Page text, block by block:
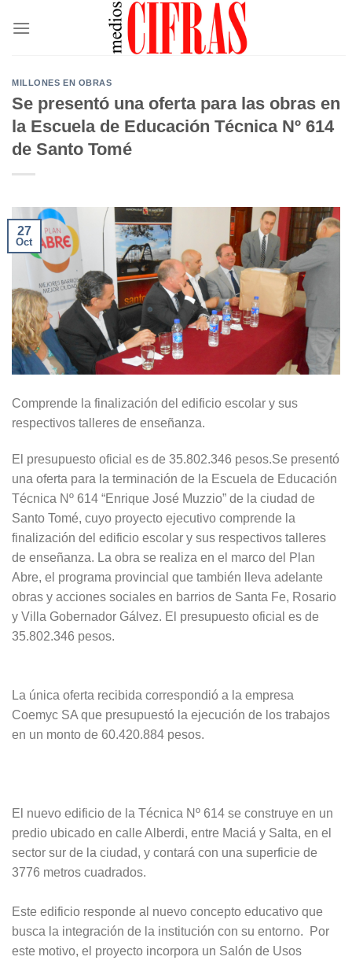
MILLONES EN OBRAS
Se presentó una oferta para las obras en
la Escuela de Educación Técnica Nº 614
de Santo Tomé
27
Oct
Comprende la finalización del edificio escolar y sus
respectivos talleres de enseñanza.
El presupuesto oficial es de 35.802.346 pesos.Se presentó
una oferta para la terminación de la Escuela de Educación
Técnica Nº 614 “Enrique José Muzzio” de la ciudad de
Santo Tomé, cuyo proyecto ejecutivo comprende la
finalización del edificio escolar y sus respectivos talleres
de enseñanza. La obra se realiza en el marco del Plan
Abre, el programa provincial que también lleva adelante
obras y acciones sociales en barrios de Santa Fe, Rosario
y Villa Gobernador Gálvez. El presupuesto oficial es de
35.802.346 pesos.
La única oferta recibida correspondió a la empresa
Coemyc SA que presupuestó la ejecución de los trabajos
en un monto de 60.420.884 pesos.
El nuevo edificio de la Técnica Nº 614 se construye en un
predio ubicado en calle Alberdi, entre Maciá y Salta, en el
sector sur de la ciudad, y contará con una superficie de
3776 metros cuadrados.
Este edificio responde al nuevo concepto educativo que
busca la integración de la institución con su entorno. Por
este motivo, el proyecto incorpora un Salón de Usos